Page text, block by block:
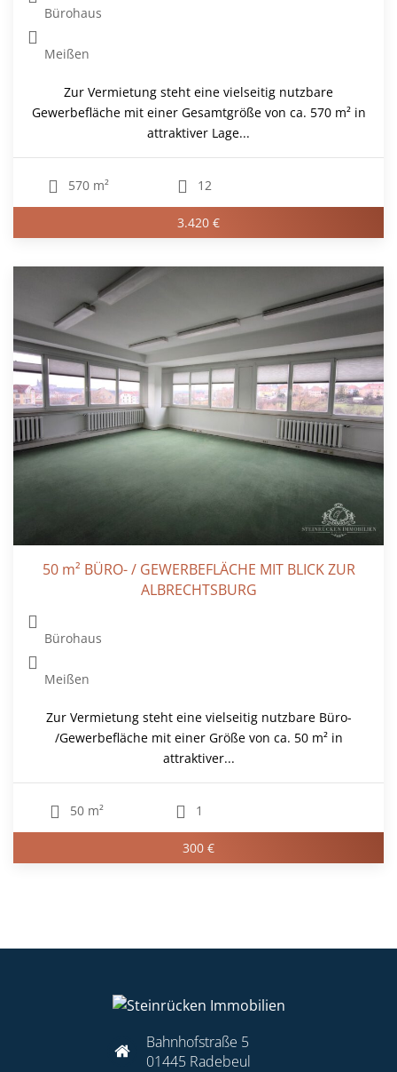
Bürohaus
Meißen
Zur Vermietung steht eine vielseitig nutzbare
Gewerbefläche mit einer Gesamtgröße von ca. 570 m² in
attraktiver Lage...
570 m² 12
3.420 €
50 m² BÜRO- / GEWERBEFLÄCHE MIT BLICK ZUR
ALBRECHTSBURG
Bürohaus
Meißen
Zur Vermietung steht eine vielseitig nutzbare Büro-
/Gewerbefläche mit einer Größe von ca. 50 m² in
attraktiver...
50 m² 1
300 €
Bahnhofstraße 5
01445 Radebeul